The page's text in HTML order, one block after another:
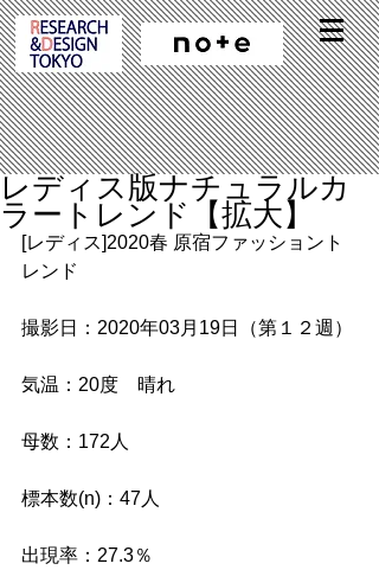
レディス版ナチュラルカ
ラートレンド【拡大】
[レディス]2020春 原宿ファッショント
レンド
撮影日：2020年03月19日（第１２週）
気温：20度　晴れ
母数：172人
標本数(n)：47人
出現率：27.3％